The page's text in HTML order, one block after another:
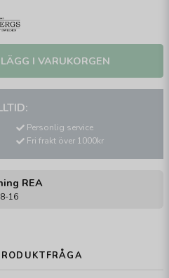
LÄGG I VARUKORGEN
Personlig service
Fri frakt över 1000kr
REA
16